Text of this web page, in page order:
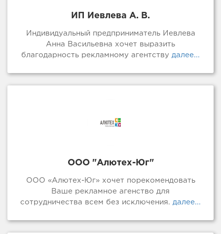
ИП Иевлева А. В.
Индивидуальный предприниматель Иевлева
Анна Васильевна хочет выразить
благодарность рекламному агентству далее...
ООО "Алютех-Юг"
ООО «Алютех-Юг» хочет порекомендовать
Ваше рекламное агенство для
сотрудничества всем без исключения.
далее...